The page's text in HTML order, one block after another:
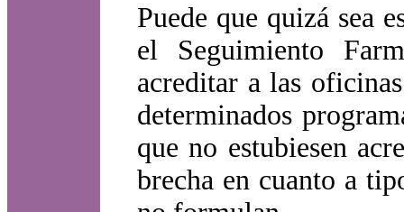
Puede que quizá sea
el Seguimiento
acreditar a las
determinados
que no estubiesen
brecha en cuanto a